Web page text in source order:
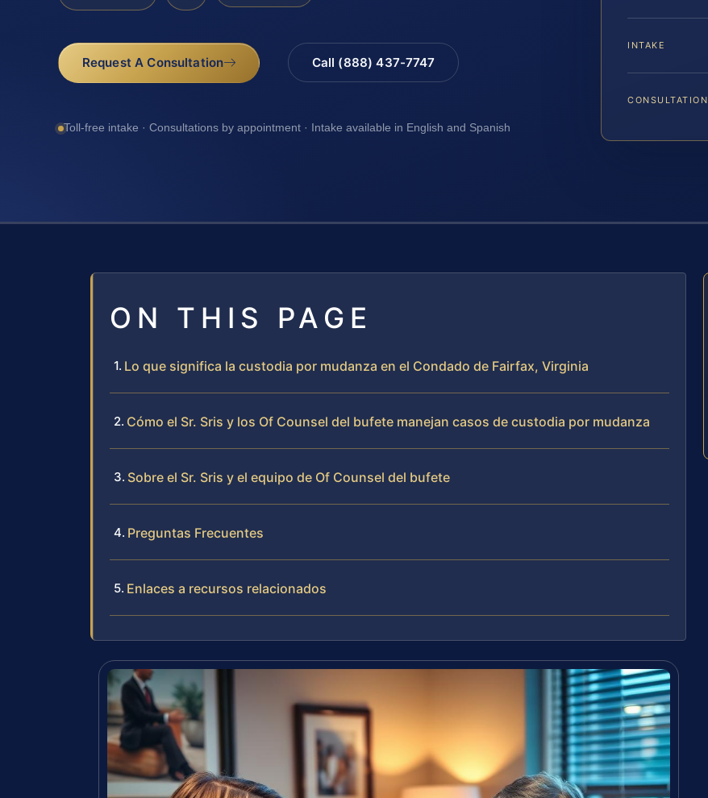
Request A Consultation Call (888) 437-7747
Toll-free intake · Consultations by appointment · Intake available in English and Spanish
INTAKE
CONSULTATION
ON THIS PAGE
Lo que significa la custodia por mudanza en el Condado de Fairfax, Virginia
Cómo el Sr. Sris y los Of Counsel del bufete manejan casos de custodia por mudanza
Sobre el Sr. Sris y el equipo de Of Counsel del bufete
Preguntas Frecuentes
Enlaces a recursos relacionados